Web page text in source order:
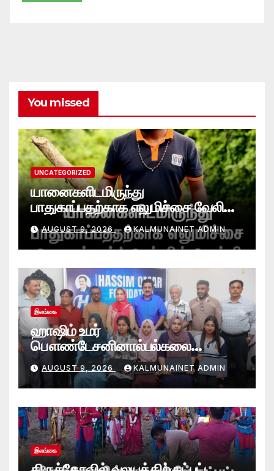
You missed
UNCATEGORIZED
யானைகளிடமிருந்து
பாதுகாப்பதற்காக எலுமிச்சை வேலி
அமைத்தல்’ ஆய்வில் வெற்றி
என்கிறார் வினோஜ்குமார்
AUGUST 9, 2026 KALMUNAINET ADMIN
இலங்கை
ஹாஷிம் உமர்
பௌண்டேசனினால்பல்கலை
மாணவர்களுக்குமடி கணனி
அன்பளிப்பு.!
AUGUST 9, 2026 KALMUNAINET ADMIN
இலங்கை